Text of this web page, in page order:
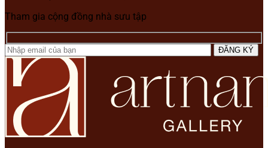
Tham gia cộng đồng nhà sưu tập